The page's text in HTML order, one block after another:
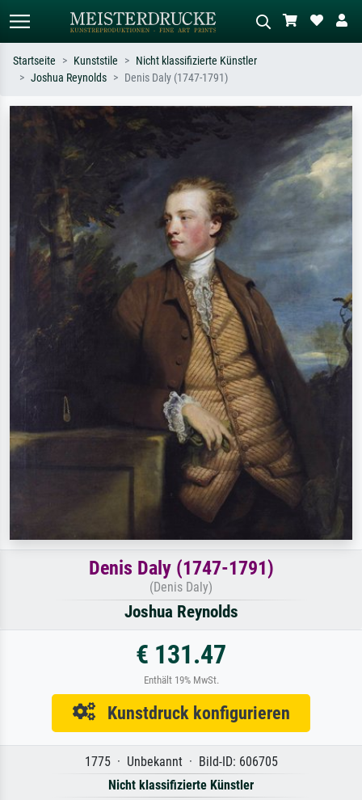
Suchen Sie nach Künstlern, Werktiteln
Sternennacht, Impressionismus, Welle
Hokusai, Akt.
Beschreiben Sie die Szene – z.B. Grüne
Wiese, Abstrakt mit viel Rot, Dunkles
Ölgemälde, Stehender Akt neben einem
Baum.
Startseite Kunststile
Nicht klassifizierte Künstler
Joshua Reynolds
Denis Daly (1747-1791)
Denis Daly (1747-1791)
(Denis Daly)
Joshua Reynolds
€ 131.47
Enthält 19% MwSt.
Kunstdruck konfigurieren
1775 · Unbekannt · Bild-ID: 606705
Nicht klassifizierte Künstler